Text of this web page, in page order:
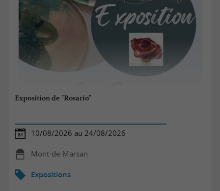
Exposition de "Rosario"
10/08/2026 au 24/08/2026
Mont-de-Marsan
Expositions